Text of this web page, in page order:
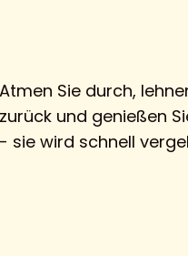
Atmen Sie durch,
zurück und genießen
- sie wird schnell